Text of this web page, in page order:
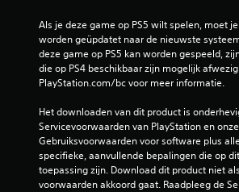
Als je deze game op PS5 wilt spelen, moet
worden geüpdatet naar de nieuwste
deze game op PS5 kan worden gespeeld,
die op PS4 beschikbaar zijn mogelijk
PlayStation.com/bc voor meer informatie.
Het downloaden van dit product is
Servicevoorwaarden van PlayStation en onze
Gebruiksvoorwaarden voor software plus
specifieke, aanvullende bepalingen die op
toepassing zijn. Download dit product niet
voorwaarden akkoord gaat. Raadpleeg de